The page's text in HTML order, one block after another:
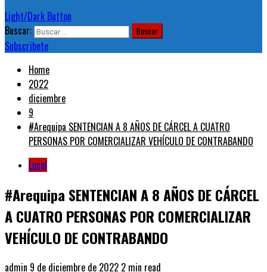
Light/Dark Button
Buscar:
Subscribete
Home
2022
diciembre
9
#Arequipa SENTENCIAN A 8 AÑOS DE CÁRCEL A CUATRO
PERSONAS POR COMERCIALIZAR VEHÍCULO DE CONTRABANDO
Local
#Arequipa SENTENCIAN A 8 AÑOS DE CÁRCEL
A CUATRO PERSONAS POR COMERCIALIZAR
VEHÍCULO DE CONTRABANDO
admin 9 de diciembre de 2022 2 min read